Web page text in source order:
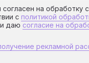
согласен на обработку
с политикой
и даю согласие на
рекламной